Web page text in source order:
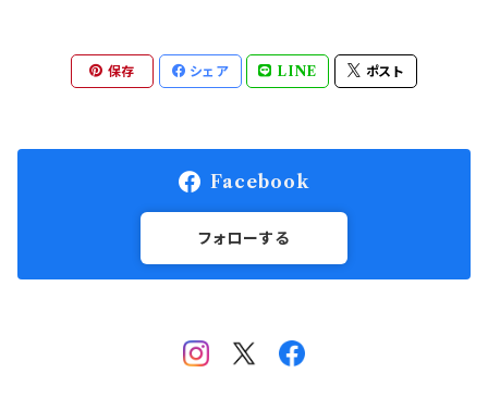
保存 シェア LINE ポスト
Facebook
フォローする